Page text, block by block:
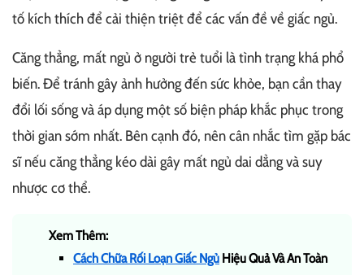
tố kích thích để cải thiện triệt để các vấn đề về giấc ngủ.
Căng thẳng, mất ngủ ở người trẻ tuổi là tình trạng khá phổ
biến. Để tránh gây ảnh hưởng đến sức khỏe, bạn cần thay
đổi lối sống và áp dụng một số biện pháp khắc phục trong
thời gian sớm nhất. Bên cạnh đó, nên cân nhắc tìm gặp bác
sĩ nếu căng thẳng kéo dài gây mất ngủ dai dẳng và suy
nhược cơ thể.
Xem Thêm:
Cách Chữa Rối Loạn Giấc Ngủ Hiệu Quả Và An Toàn